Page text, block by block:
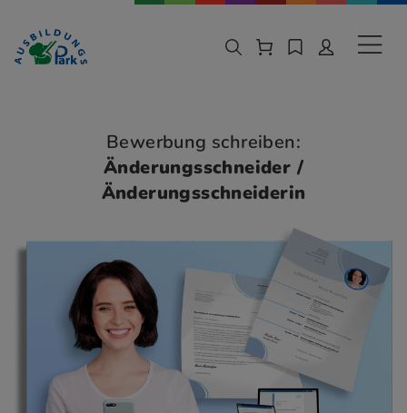
Zur Navigation springen
Zu den Hauptinhalten springen
Bewerbung schreiben:
Änderungsschneider /
Änderungsschneiderin